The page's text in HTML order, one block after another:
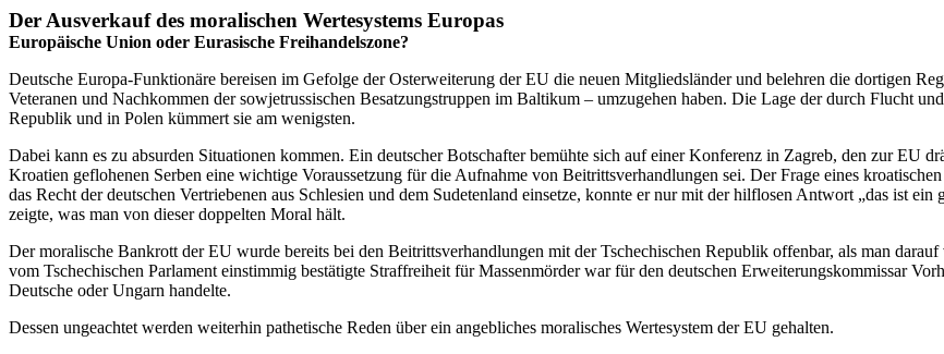
Der Ausverkauf des moralischen Wertesystems Europas
Europäische Union oder Eurasische Freihandelszone?
Deutsche Europa-Funktionäre bereisen im Gefolge der Osterweiterung der EU die neuen Mitgliedsländer und belehren die dortigen
Veteranen und Nachkommen der sowjetrussischen Besatzungstruppen im Baltikum – umzugehen haben. Die Lage der durch Flucht
Republik und in Polen kümmert sie am wenigsten.
Dabei kann es zu absurden Situationen kommen. Ein deutscher Botschafter bemühte sich auf einer Konferenz in Zagreb, den zur EU
Kroatien geflohenen Serben eine wichtige Voraussetzung für die Aufnahme von Beitrittsverhandlungen sei. Der Frage eines
das Recht der deutschen Vertriebenen aus Schlesien und dem Sudetenland einsetze, konnte er nur mit der hilflosen Antwort „das ist
zeigte, was man von dieser doppelten Moral hält.
Der moralische Bankrott der EU wurde bereits bei den Beitrittsverhandlungen mit der Tschechischen Republik offenbar, als man
vom Tschechischen Parlament einstimmig bestätigte Straffreiheit für Massenmörder war für den deutschen Erweiterungskommissar
Deutsche oder Ungarn handelte.
Dessen ungeachtet werden weiterhin pathetische Reden über ein angebliches moralisches Wertesystem der EU gehalten.